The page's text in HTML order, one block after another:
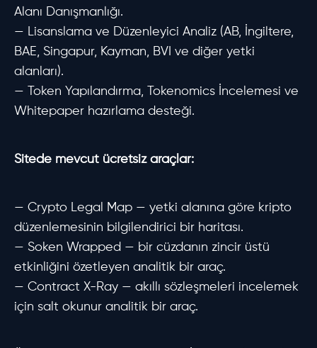
Alanı Danışmanlığı.
— Lisanslama ve Düzenleyici Analiz (AB, İngiltere,
BAE, Singapur, Kayman, BVI ve diğer yetki
alanları).
— Token Yapılandırma, Tokenomics İncelemesi ve
Whitepaper hazırlama desteği.
Sitede mevcut ücretsiz araçlar:
— Crypto Legal Map — yetki alanına göre kripto
düzenlemesinin bilgilendirici bir haritası.
— Soken Wrapped — bir cüzdanın zincir üstü
etkinliğini özetleyen analitik bir araç.
— Contract X-Ray — akıllı sözleşmeleri incelemek
için salt okunur analitik bir araç.